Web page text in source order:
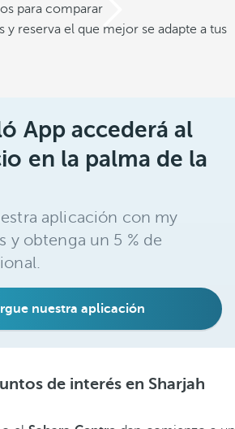
para comparar
y reserva el que mejor se adapte a tus
App accederá al
en la palma de la
aplicación con my
y obtenga un 5 % de
nuestra aplicación
de interés en Sharjah